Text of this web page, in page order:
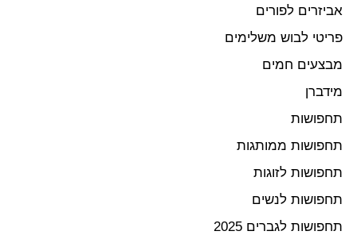
אביזרים לפורים
פריטי לבוש משלימים
מבצעים חמים
מידברן
תחפושות
תחפושות ממותגות
תחפושות לזוגות
תחפושות לנשים
תחפושות לגברים 2025